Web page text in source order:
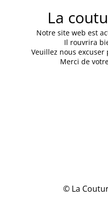
La
Notre site web est
Il rouvrira
Veuillez nous excuser
Merci de
© La